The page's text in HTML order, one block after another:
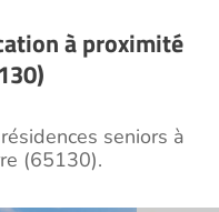
à proximité
seniors à
(65130).